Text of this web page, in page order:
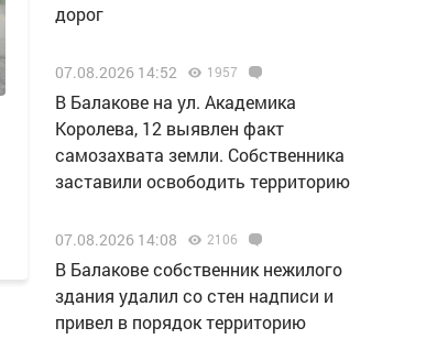
дорог
07.08.2026 14:52 1957
В Балакове на ул. Академика
Королева, 12 выявлен факт
самозахвата земли. Собственника
заставили освободить территорию
07.08.2026 14:08 2106
В Балакове собственник нежилого
здания удалил со стен надписи и
привел в порядок территорию